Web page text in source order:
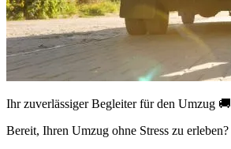
Ihr zuverlässiger Begleiter für den Umzug 🚚
Bereit, Ihren Umzug ohne Stress zu erleben?